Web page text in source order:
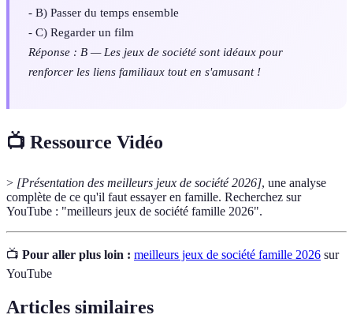
- B) Passer du temps ensemble
- C) Regarder un film
Réponse : B — Les jeux de société sont idéaux pour
renforcer les liens familiaux tout en s'amusant !
📺 Ressource Vidéo
> [Présentation des meilleurs jeux de société 2026], une analyse
complète de ce qu'il faut essayer en famille. Recherchez sur
YouTube : "meilleurs jeux de société famille 2026".
📺 Pour aller plus loin : meilleurs jeux de société famille 2026 sur
YouTube
Articles similaires